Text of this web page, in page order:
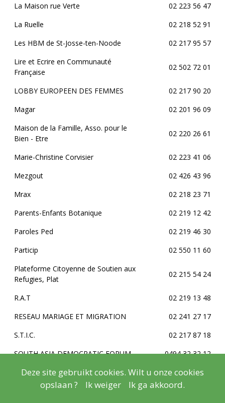
La Maison rue Verte
02 223 56 47
La Ruelle
02 218 52 91
Les HBM de St-Josse-ten-Noode
02 217 95 57
Lire et Ecrire en Communauté
Française
02 502 72 01
LOBBY EUROPEEN DES FEMMES
02 217 90 20
Magar
02 201 96 09
Maison de la Famille, Asso. pour le
Bien - Etre
02 220 26 61
Marie-Christine Corvisier
02 223 41 06
Mezgout
02 426 43 96
Mrax
02 218 23 71
Parents-Enfants Botanique
02 219 12 42
Paroles Ped
02 219 46 30
Particip
02 550 11 60
Plateforme Citoyenne de Soutien aux
Refugies, Plat
02 215 54 24
R.A.T
02 219 13 48
RESEAU MARIAGE ET MIGRATION
02 241 27 17
S.T.I.C.
02 217 87 18
SOUTH ASIA DEMOCRATIC FORUM
0494 32 32 12
Stichting Kankerregister
02 250 10 10
UNIVERSITE EUROPEENNE DE
Deze site gebruikt cookies. Wilt u onze cookies
opslaan ?
Ik weiger Ik ga akkoord.